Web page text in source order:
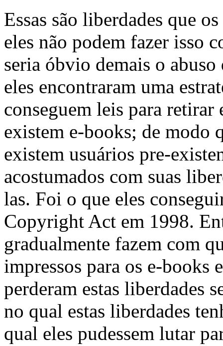
Essas são liberdades que
eles não podem fazer isso
seria óbvio demais o
eles encontraram uma
conseguem leis para retirar
existem e-books; de modo
existem usuários pre-
acostumados com suas
las. Foi o que eles
Copyright Act em 1998.
gradualmente fazem com
impressos para os e-books
perderam estas liberdades
no qual estas liberdades
qual eles pudessem lutar